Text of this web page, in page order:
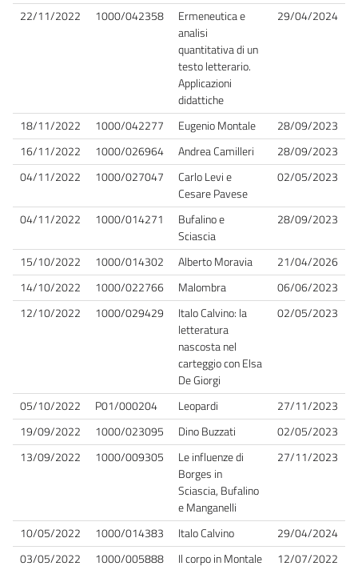
22/11/2022 1000/042358
Ermeneutica e
analisi
quantitativa di un
testo letterario.
Applicazioni
didattiche
29/04/2024
18/11/2022 1000/042277 Eugenio Montale
28/09/2023
16/11/2022
1000/026964 Andrea Camilleri
28/09/2023
04/11/2022
1000/027047
Carlo Levi e
Cesare Pavese
02/05/2023
04/11/2022 1000/014271
Bufalino e
Sciascia
28/09/2023
15/10/2022 1000/014302 Alberto Moravia
21/04/2026
14/10/2022
1000/022766 Malombra
06/06/2023
12/10/2022
1000/029429
Italo Calvino: la
letteratura
nascosta nel
carteggio con Elsa
De Giorgi
02/05/2023
05/10/2022 P01/000204 Leopardi
27/11/2023
19/09/2022
1000/023095 Dino Buzzati
02/05/2023
13/09/2022
1000/009305
Le influenze di
Borges in
Sciascia, Bufalino
e Manganelli
27/11/2023
10/05/2022 1000/014383 Italo Calvino
29/04/2024
03/05/2022
1000/005888 Il corpo in Montale 12/07/2022